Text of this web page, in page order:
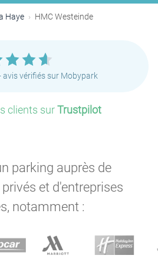
Haye HMC Westeinde
avis vérifiés sur Mobypark
clients surTrustpilot
parking auprès de
et d'entreprises
notamment :
P